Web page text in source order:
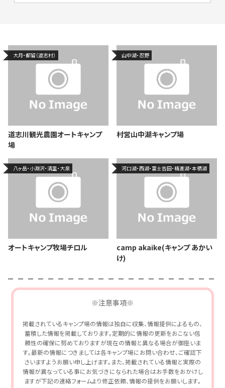
大月・都留（道志村）
道志川観光農園オートキャンプ
場
山中湖・忍野
村営山中湖キャンプ場
八ヶ岳・小淵沢・清里・大泉
オートキャンプ牧場チロル
河口湖・西湖・富士吉田・精進湖・本栖湖
camp akaike(キャンプ あかい
け)
※注意事項※
掲載されているキャンプ場の情報は独自に収集、情報提供によるもの、
蓄積した情報を掲載しております。定期的に情報の更新をおこない信
頼性の確保に努めておりますが現在の情報と異なる場合が御座いま
す。最新の情報につきましては各キャンプ場にお問い合わせ、ご確認下
さいますようお願い申し上げます。また、掲載されている情報と実際の
情報が異なっている事にお気づきになられた場合はお手数をおかけし
ますが下記の連絡フォームより修正依頼、情報の提供をお願いします。